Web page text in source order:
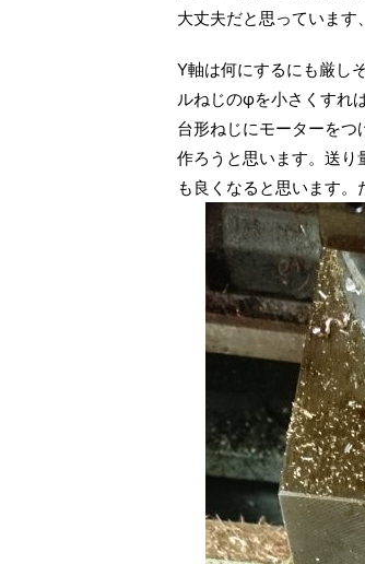
大丈夫だと思っています
Y軸は何にするにも厳し
ルねじのφを小さくすれ
台形ねじにモーターを
作ろうと思います。送り
も良くなると思います。